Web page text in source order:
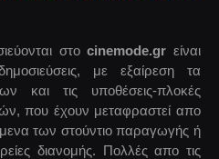
στοcinemode.gr είναι
με εξαίρεση τα
και τις υποθέσεις-πλοκές
που έχουν μεταφραστεί απο
των στούντιο παραγωγής ή
διανομής. Πολλές απο τις